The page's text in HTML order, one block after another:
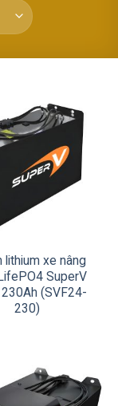
lithium xe nâng
SuperV
(SVF24-
230)